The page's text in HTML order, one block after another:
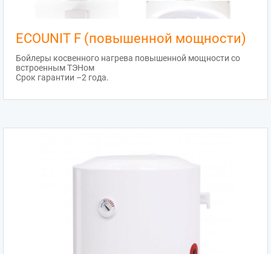
ECOUNIT F (повышенной мощности)
Бойлеры косвенного нагрева повышенной мощности со
встроенным ТЭНом
Срок гарантии –2 года.